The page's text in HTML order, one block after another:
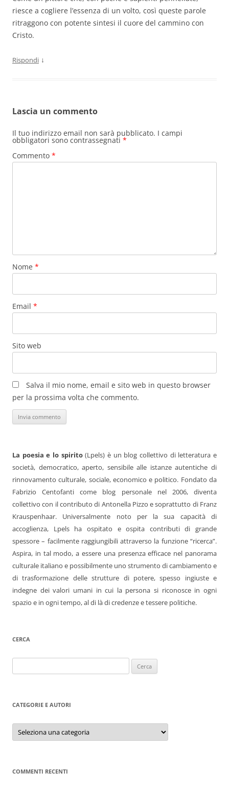
riesce a cogliere l’essenza di un volto, così queste parole
ritraggono con potente sintesi il cuore del cammino con
Cristo.
Rispondi ↓
Lascia un commento
Il tuo indirizzo email non sarà pubblicato. I campi
obbligatori sono contrassegnati *
Commento *
Nome *
Email *
Sito web
Salva il mio nome, email e sito web in questo browser
per la prossima volta che commento.
La poesia e lo spirito(Lpels) è un blog collettivo di letteratura e
società, democratico, aperto, sensibile alle istanze autentiche di
rinnovamento culturale, sociale, economico e politico. Fondato da
Fabrizio Centofanti come blog personale nel 2006, diventa
collettivo con il contributo di Antonella Pizzo e soprattutto di Franz
Krauspenhaar. Universalmente noto per la sua capacità di
accoglienza, Lpels ha ospitato e ospita contributi di grande
spessore – facilmente raggiungibili attraverso la funzione “ricerca”.
Aspira, in tal modo, a essere una presenza efficace nel panorama
culturale italiano e possibilmente uno strumento di cambiamento e
di trasformazione delle strutture di potere, spesso ingiuste e
indegne dei valori umani in cui la persona si riconosce in ogni
spazio e in ogni tempo, al di là di credenze e tessere politiche.
CERCA
per:
CATEGORIE E AUTORI
Categorie
autori
COMMENTI RECENTI